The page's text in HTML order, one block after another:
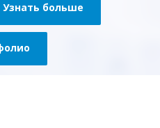
Узнать больше